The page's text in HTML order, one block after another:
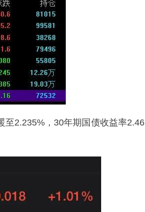
至2.235%，30年期国债收益率2.46